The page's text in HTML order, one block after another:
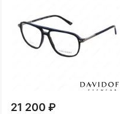
21 200 ₽